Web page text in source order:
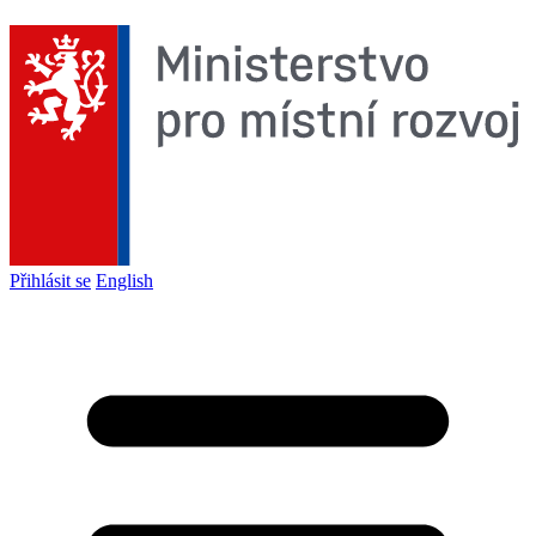
Přihlásit se English